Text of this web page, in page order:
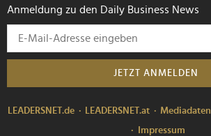
Anmeldung zu den Daily Business News
JETZT ANMELDEN
LEADERSNET.de LEADERSNET.at Mediadaten
Impressum